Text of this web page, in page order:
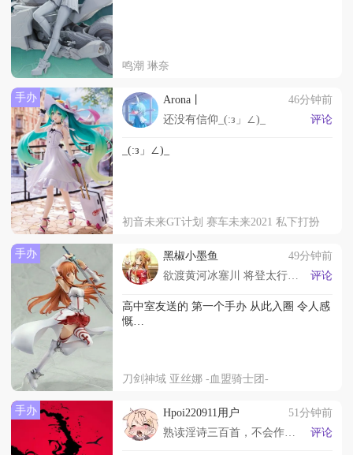
鸣潮 琳奈
手办 Arona丨
46分钟前
还没有信仰_(:з」∠)_
评论
_(:з」∠)_
初音未来GT计划 赛车未来2021 私下打扮
手办 黑椒小墨鱼
49分钟前
欲渡黄河冰塞川 将登太行雪满山
评论
高中室友送的 第一个手办 从此入圈 令人感
慨…
刀剑神域 亚丝娜 -血盟骑士团-
手办 Hpoi220911用户
51分钟前
熟读淫诗三百首，不会作诗也会淫。
评论